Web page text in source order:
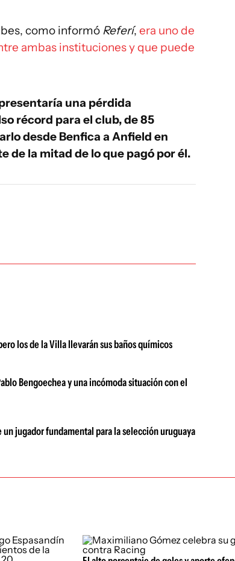
como informó Referí, era uno de
ambas instituciones y que puede
una pérdida
récord para el club, de 85
desde Benfica a Anfield en
de la mitad de lo que pagó por él.
los de la Villa llevarán sus baños químicos
Bengoechea y una incómoda situación con el
jugador fundamental para la selección uruguaya